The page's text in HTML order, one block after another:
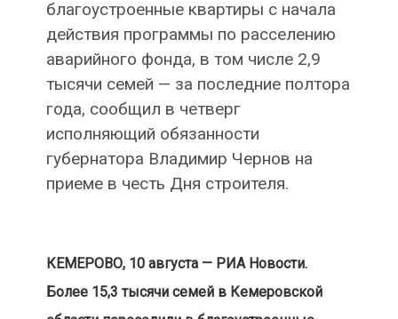
благоустроенные квартиры с начала
действия программы по расселению
аварийного фонда, в том числе 2,9
тысячи семей — за последние полтора
года, сообщил в четверг
исполняющий обязанности
губернатора Владимир Чернов на
приеме в честь Дня строителя.
КЕМЕРОВО, 10 августа — РИА Новости.
Более 15,3 тысячи семей в Кемеровской